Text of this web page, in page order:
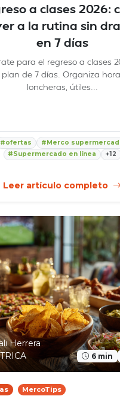
a clases 2026:
a la rutina sin
en 7 días
para el regreso a clases
de 7 días. Organiza
loncheras, útiles...
#ofertas
#Merco
#Supermercado en línea
+12
Leer artículo completo
Herrera
6 min
MercoTips